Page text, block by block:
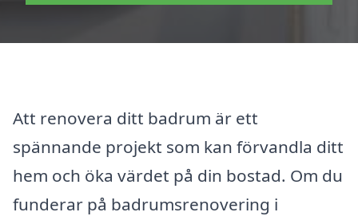
Att renovera ditt badrum är ett
spännande projekt som kan förvandla ditt
hem och öka värdet på din bostad. Om du
funderar på badrumsrenovering i